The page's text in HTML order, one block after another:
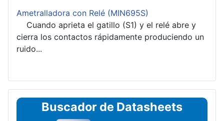
Ametralladora con Relé (MIN695S)
Cuando aprieta el gatillo (S1) y el relé abre y
cierra los contactos rápidamente produciendo un
ruido...
Buscador de Datasheets